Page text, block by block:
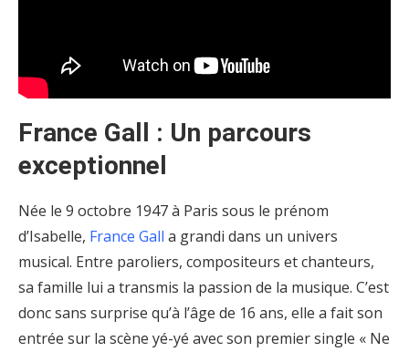
France Gall : Un parcours
exceptionnel
Née le 9 octobre 1947 à Paris sous le prénom
d’Isabelle, France Gall a grandi dans un univers
musical. Entre paroliers, compositeurs et chanteurs,
sa famille lui a transmis la passion de la musique. C’est
donc sans surprise qu’à l’âge de 16 ans, elle a fait son
entrée sur la scène yé-yé avec son premier single « Ne